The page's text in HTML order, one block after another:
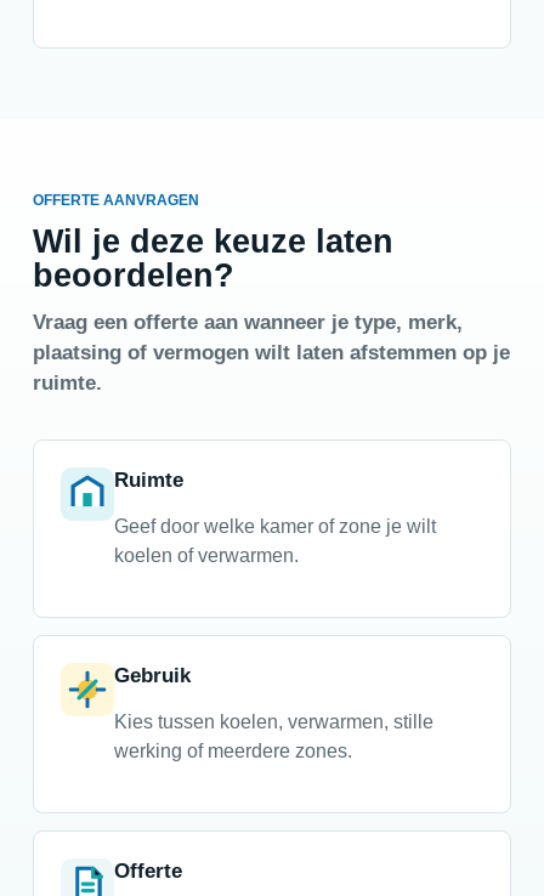
OFFERTE AANVRAGEN
Wil je deze keuze laten
beoordelen?
Vraag een offerte aan wanneer je type, merk,
plaatsing of vermogen wilt laten afstemmen op je
ruimte.
Ruimte
Geef door welke kamer of zone je wilt
koelen of verwarmen.
Gebruik
Kies tussen koelen, verwarmen, stille
werking of meerdere zones.
Offerte